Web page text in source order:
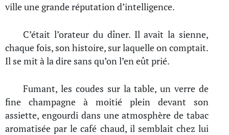
ville une grande réputation d’intelligence.
C’était l’orateur du dîner. Il avait la sienne,
chaque fois, son histoire, sur laquelle on comptait.
Il se mit à la dire sans qu’on l’en eût prié.
Fumant, les coudes sur la table, un verre de
fine champagne à moitié plein devant son
assiette, engourdi dans une atmosphère de tabac
aromatisée par le café chaud, il semblait chez lui